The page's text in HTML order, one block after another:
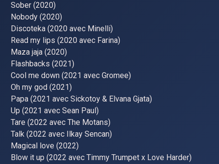
Sober (2020)
Nobody (2020)
Discoteka (2020 avec Minelli)
Read my lips (2020 avec Farina)
Maza jaja (2020)
Flashbacks (2021)
Cool me down (2021 avec Gromee)
Oh my god (2021)
Papa (2021 avec Sickotoy & Elvana Gjata)
Up (2021 avec Sean Paul)
Tare (2022 avec The Motans)
Talk (2022 avec Ilkay Sencan)
Magical love (2022)
Blow it up (2022 avec Timmy Trumpet x Love Harder)